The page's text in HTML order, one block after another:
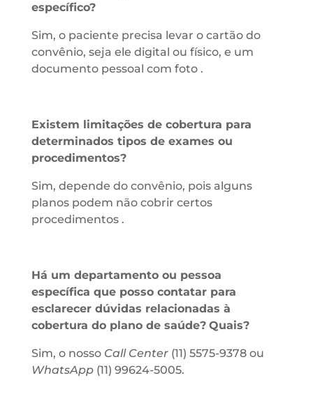
específico?
Sim, o paciente precisa levar o cartão do
convênio, seja ele digital ou físico, e um
documento pessoal com foto .
Existem limitações de cobertura para
determinados tipos de exames ou
procedimentos?
Sim, depende do convênio, pois alguns
planos podem não cobrir certos
procedimentos .
Há um departamento ou pessoa
específica que posso contatar para
esclarecer dúvidas relacionadas à
cobertura do plano de saúde? Quais?
Sim, o nosso Call Center(11) 5575-9378 ou
WhatsApp(11) 99624-5005.